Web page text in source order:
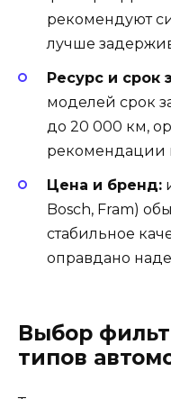
рекомендуют
лучше
Ресурс и срок
моделей срок
до 20 000 км,
рекомендации
Цена и бренд:
Bosch, Fram)
стабильное
оправдано
Выбор
типов